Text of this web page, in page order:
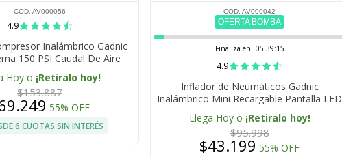
COD. AV000056
4.9
Inalámbrico Gadnic
150 PSI Caudal De Aire
Batería 6000 mAh
Hoy o ¡Retiralo hoy!
$153.887
55% OFF
6 CUOTAS SIN INTERÉS
COD. AV000042
OFERTA BOMBA
Finaliza en: 05:39:14
4.9
Inflador de Neumáticos Gadnic
Inalámbrico Mini Recargable Pantalla LED
150 PSI Potencia 80W Batería 4000 mAh
Llega Hoy o ¡Retiralo hoy!
$95.998
$43.199 55% OFF